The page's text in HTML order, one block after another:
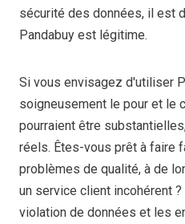
sécurité des données, il est
Pandabuy est légitime.
Si vous envisagez d'utiliser
soigneusement le pour et le
pourraient être
réels. Êtes-vous prêt à faire
problèmes de qualité, à de
un service client incohérent
violation de données et les